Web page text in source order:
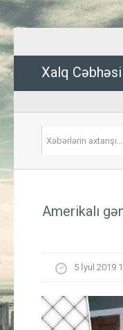
Xalq Cəbhəsi
Amerikalı
5 İyul 2019